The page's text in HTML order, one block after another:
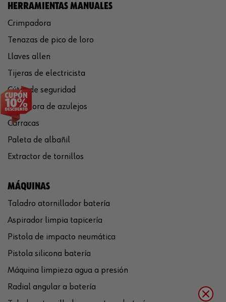
HERRAMIENTAS MANUALES
Crimpadora
Tenazas de pico de loro
Llaves allen
Tijeras de electricista
Cúter de seguridad
Cortadora de azulejos
Carracas
Paleta de albañil
Extractor de tornillos
MÁQUINAS
Taladro atornillador batería
Aspirador limpia tapicería
Pistola de impacto neumática
Pistola silicona batería
Máquina limpieza agua a presión
Radial angular a batería